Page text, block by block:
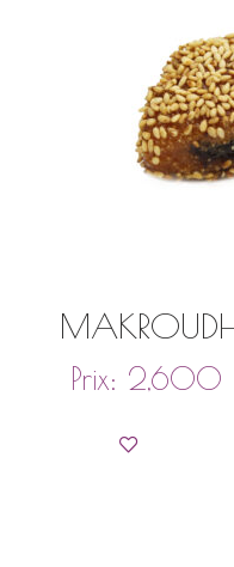
Prix: 2,600
Ajouter